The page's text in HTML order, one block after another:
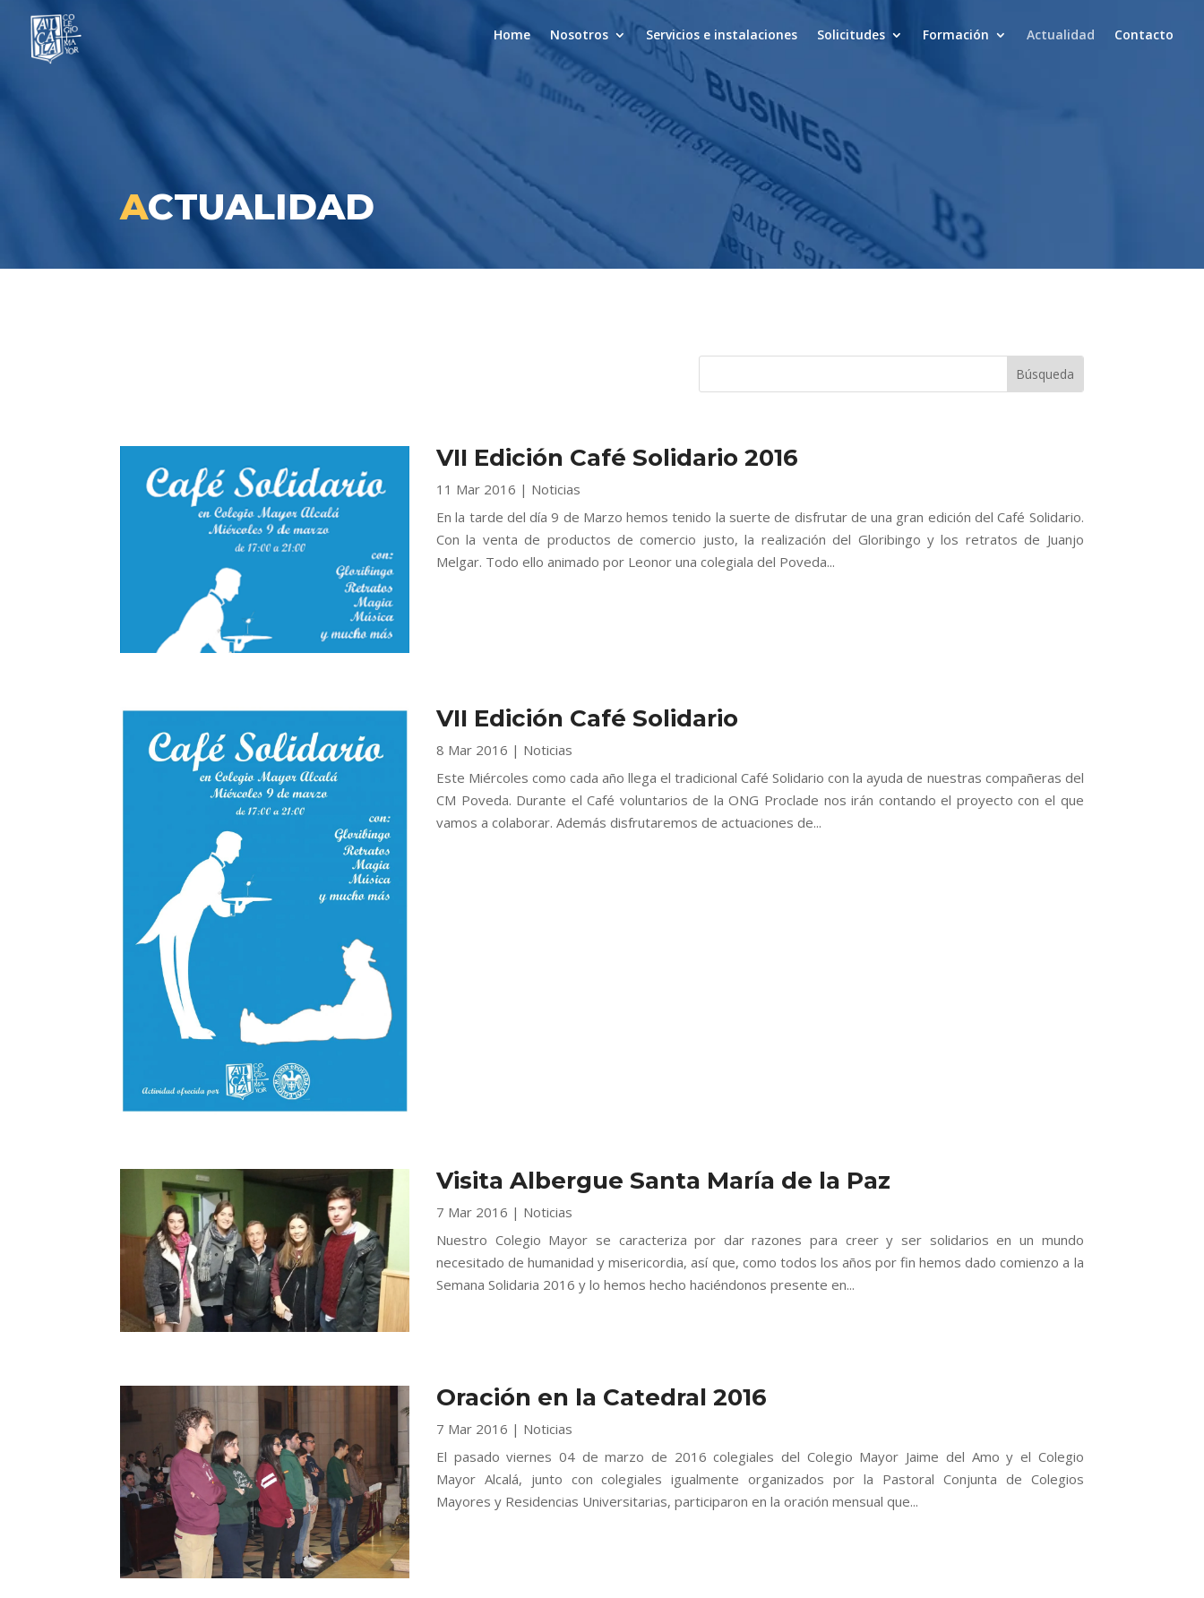
Home Nosotros Servicios e instalaciones Solicitudes Formación Actualidad Contacto
ACTUALIDAD
VII Edición Café Solidario 2016
11 Mar 2016 | Noticias
En la tarde del día 9 de Marzo hemos tenido la suerte de disfrutar de una gran edición del Café Solidario.
Con la venta de productos de comercio justo, la realización del Gloribingo y los retratos de Juanjo
Melgar. Todo ello animado por Leonor una colegiala del Poveda...
VII Edición Café Solidario
8 Mar 2016 | Noticias
Este Miércoles como cada año llega el tradicional Café Solidario con la ayuda de nuestras compañeras del
CM Poveda. Durante el Café voluntarios de la ONG Proclade nos irán contando el proyecto con el que
vamos a colaborar. Además disfrutaremos de actuaciones de...
Visita Albergue Santa María de la Paz
7 Mar 2016 | Noticias
Nuestro Colegio Mayor se caracteriza por dar razones para creer y ser solidarios en un mundo
necesitado de humanidad y misericordia, así que, como todos los años por fin hemos dado comienzo a la
Semana Solidaria 2016 y lo hemos hecho haciéndonos presente en...
Oración en la Catedral 2016
7 Mar 2016 | Noticias
El pasado viernes 04 de marzo de 2016 colegiales del Colegio Mayor Jaime del Amo y el Colegio
Mayor Alcalá, junto con colegiales igualmente organizados por la Pastoral Conjunta de Colegios
Mayores y Residencias Universitarias, participaron en la oración mensual que...